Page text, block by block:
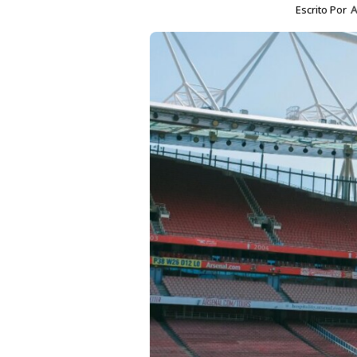
Escrito Por